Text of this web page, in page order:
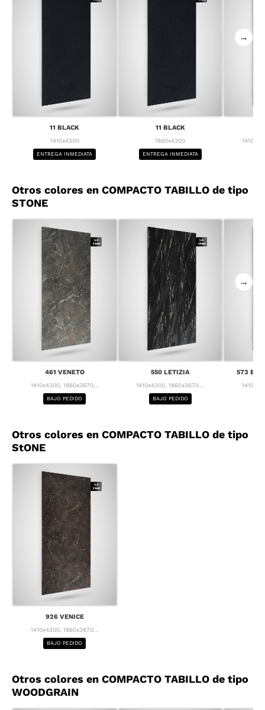
11 BLACK
1410x4300
ENTREGA INMEDIATA
11 BLACK
1860x4300
ENTREGA INMEDIATA
→
Otros colores en COMPACTO TABILLO de tipo
STONE
461 VENETO
1410x4300, 1860x3670...
BAJO PEDIDO
550 LETIZIA
1410x4300, 1860x3670...
BAJO PEDIDO
573
→
Otros colores en COMPACTO TABILLO de tipo
StONE
926 VENICE
1410x4300, 1860x3670...
BAJO PEDIDO
Otros colores en COMPACTO TABILLO de tipo
WOODGRAIN